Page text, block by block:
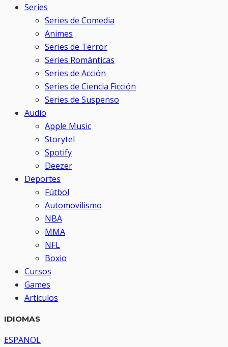
Series
Series de Comedia
Animes
Series de Terror
Series Románticas
Series de Acción
Series de Ciencia Ficción
Series de Suspenso
Audio
Apple Music
Storytel
Spotify
Deezer
Deportes
Fútbol
Automovilismo
NBA
MMA
NFL
Boxio
Cursos
Games
Artículos
IDIOMAS
ESPANOL